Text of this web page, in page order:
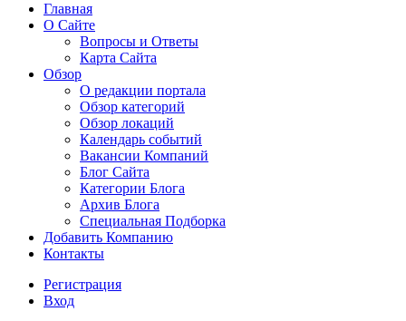
Главная
О Сайте
Вопросы и Ответы
Карта Сайта
Обзор
О редакции портала
Обзор категорий
Обзор локаций
Календарь событий
Вакансии Компаний
Блог Сайта
Категории Блога
Архив Блога
Специальная Подборка
Добавить Компанию
Контакты
Регистрация
Вход